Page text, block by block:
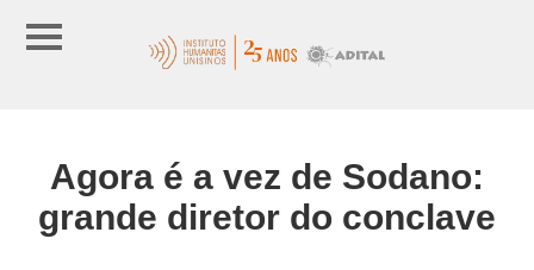
Agora é a vez de Sodano:
grande diretor do conclave